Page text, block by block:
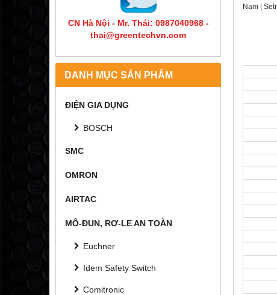
CN Hà Nội - Mr. Thái: 0987040968 -
thai@greentechvn.com
DANH MỤC SẢN PHẨM
ĐIỆN GIA DỤNG
BOSCH
SMC
OMRON
AIRTAC
MÔ-ĐUN, RƠ-LE AN TOÀN
Euchner
Idem Safety Switch
Comitronic
Nam |